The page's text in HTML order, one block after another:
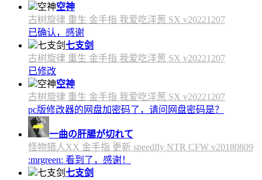
空神
古树旋律 重生 金手指 我爱吃洋葱 SX v20221207
已确认，感谢
七支剑
古树旋律 重生 金手指 我爱吃洋葱 SX v20221207
已修改
空神
古树旋律 重生 金手指 我爱吃洋葱 SX v20221207
pc版修改器的网盘加密码了，请问网盘密码是？
一曲の肝腸が切れて
怪物猎人XX 金手指 更新 speedfly NTR CFW v20180809
:mrgreen: 看到了，感谢！
七支剑